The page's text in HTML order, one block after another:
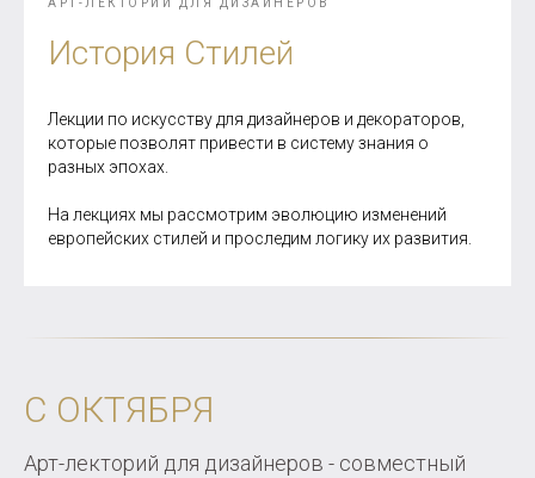
АРТ-ЛЕКТОРИЙ ДЛЯ ДИЗАЙНЕРОВ
История Стилей
Лекции по искусству для дизайнеров и декораторов,
которые позволят привести в систему знания о
разных эпохах.
На лекциях мы рассмотрим эволюцию изменений
европейских стилей и проследим логику их развития.
С ОКТЯБРЯ
Арт-лекторий для дизайнеров - совместный